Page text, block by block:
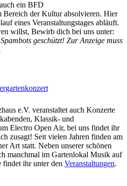
ein BFD
der Kultur absolvieren. Hier
eines Veranstaltungstages abläuft.
willst, Bewirb dich bei uns unter:
geschützt! Zur Anzeige muss
e.V. veranstaltet auch Konzerte
Klassik- und
Electro Open Air, bei uns findet ihr
zusagt! Seit vielen Jahren finden am
Art statt. Neben unserer schönen
manchmal im Gartenlokal Musik auf
ihr unter den Veranstaltungen.